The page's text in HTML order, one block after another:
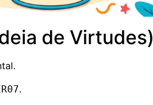
de Virtudes)
.